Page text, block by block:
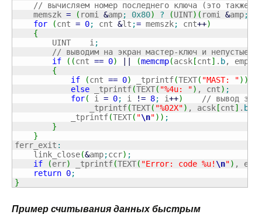
// вычисляем номер последнего ключа (это также
    memszk
= ( romi &amp; 0x80) ? (UINT) ( romi &amp;
for
(cnt = 0; cnt &lt ;= memszk; cnt++)
{
        UINT    i
;
// выводим на экран мастер-ключ и непустые
if
( (cnt == 0) (memcmp(acsk [cnt] . b,
{
if
(cnt == 0) _tprintf(TEXT( "MAST: ") )
else _tprintf(TEXT( "%4u: ") , cnt) ;
for( i = 0; i != 8; i++)
// вывод
                _tprintf
(TEXT( "%02X") , acsk [cnt] . b
            _tprintf
(TEXT( "\n") ) ;
}
}
ferr_exit :
    link_close
(&amp;ccr) ;
if
(err) _tprintf(TEXT( "Error: code %u! \n") , err
return 0;
}
Пример считывания данных быстрым